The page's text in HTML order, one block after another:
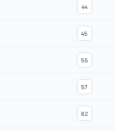
44
45
55
57
62